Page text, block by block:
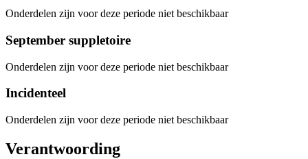
Onderdelen zijn voor deze periode niet beschikbaar
September suppletoire
Onderdelen zijn voor deze periode niet beschikbaar
Incidenteel
Onderdelen zijn voor deze periode niet beschikbaar
Verantwoording